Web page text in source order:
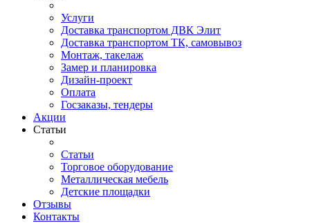
Услуги
Доставка транспортом ДВК Элит
Доставка транспортом ТК, самовывоз
Монтаж, такелаж
Замер и планировка
Дизайн-проект
Оплата
Госзаказы, тендеры
Акции
Статьи
Статьи
Торговое оборудование
Металлическая мебель
Детские площадки
Отзывы
Контакты